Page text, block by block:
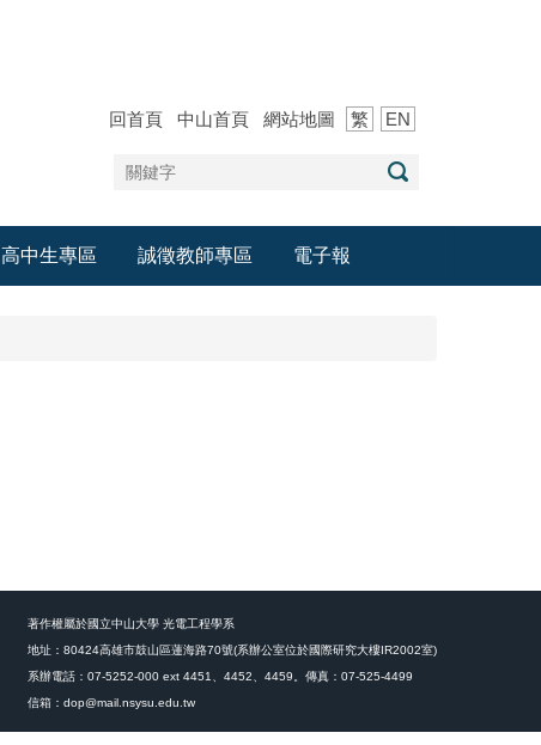
回首頁 中山首頁 網站地圖 繁 EN
高中生專區 誠徵教師專區 電子報
著作權屬於國立中山大學 光電工程學系
地址：80424高雄市鼓山區蓮海路70號(系辦公室位於國際研究大樓IR2002室)
系辦電話：07-5252-000 ext 4451、4452、4459。傳真：07-525-4499
信箱：dop@mail.nsysu.edu.tw